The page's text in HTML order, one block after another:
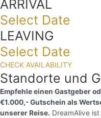
ARRIVAL
Select Date
LEAVING
Select Date
CHECK AVAILABILITY
Standorte und
Empfehle einen Gastgeber
€1.000,- Gutschein als
unserer Reise. DreamAlive